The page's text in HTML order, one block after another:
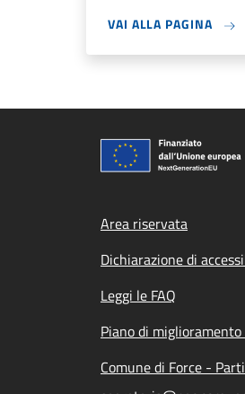
VAI ALLA PAGINA
Footer
Area riservata
Dichiarazione di
Leggi le FAQ
Piano di
Comune di Force -